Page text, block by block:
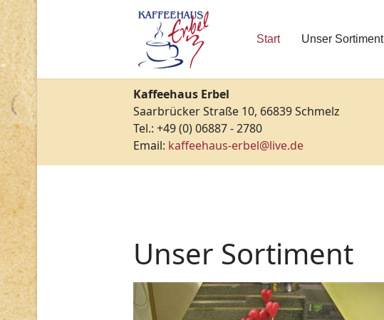
Start Unser Sortiment
Kaffeehaus Erbel
Saarbrücker Straße 10, 66839 Schmelz
Tel.: +49 (0) 06887 - 2780
Email: kaffeehaus-erbel@live.de
Unser Sortiment